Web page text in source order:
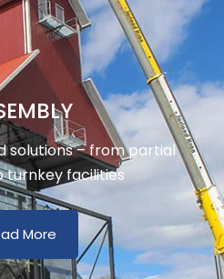
solutions – from partial
turnkey facilities
More